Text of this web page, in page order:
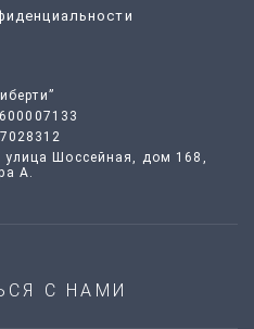
Шоссейная, дом 168,
А.
С НАМИ